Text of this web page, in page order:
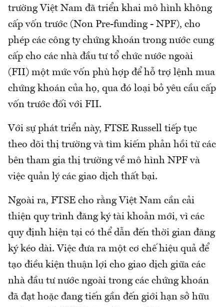
trường Việt Nam đã triển khai mô hình không
cấp vốn trước (Non Pre-funding - NPF), cho
phép các công ty chứng khoán trong nước cung
cấp cho các nhà đầu tư tổ chức nước ngoài
(FII) một mức vốn phù hợp để hỗ trợ lệnh mua
chứng khoán của họ, qua đó loại bỏ yêu cầu cấp
vốn trước đối với FII.
Với sự phát triển này, FTSE Russell tiếp tục
theo dõi thị trường và tìm kiếm phản hồi từ các
bên tham gia thị trường về mô hình NPF và
việc quản lý các giao dịch thất bại.
Ngoài ra, FTSE cho rằng Việt Nam cần cải
thiện quy trình đăng ký tài khoản mới, vì các
quy định hiện tại có thể dẫn đến thời gian đăng
ký kéo dài. Việc đưa ra một cơ chế hiệu quả để
tạo điều kiện thuận lợi cho giao dịch giữa các
nhà đầu tư nước ngoài trong các chứng khoán
đã đạt hoặc đang tiến gần đến giới hạn sở hữu